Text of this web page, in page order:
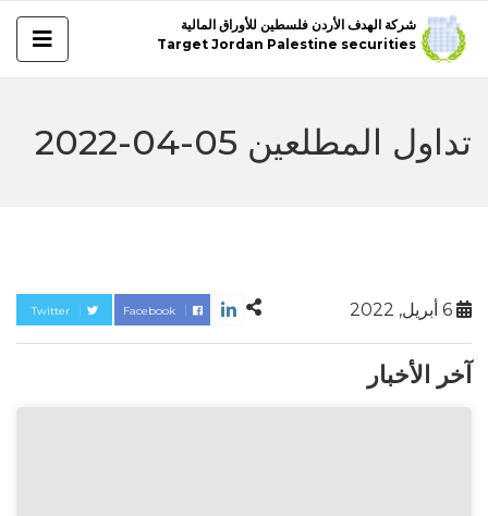
شركة الهدف الأردن فلسطين للأوراق المالية
Target Jordan Palestine securities
تداول المطلعين 05-04-2022
Twitter Facebook
آخر الأخبار